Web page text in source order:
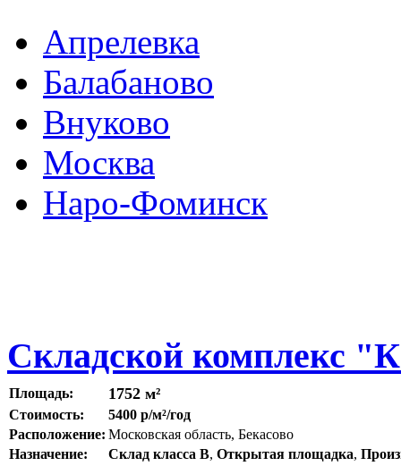
Апрелевка
Балабаново
Внуково
Москва
Наро-Фоминск
Складской комплекс
Площадь: 1752 м²
Стоимость:
5400 р/м²/год
Расположение: Московская область, Бекасово
Назначение:
Склад класса B, Открытая площадка,